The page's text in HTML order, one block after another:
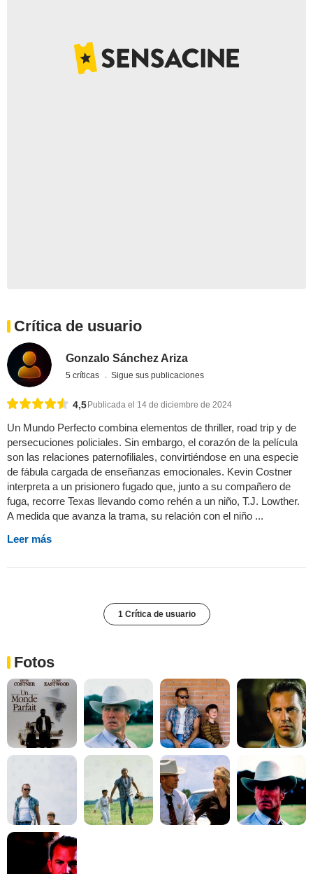
Crítica de usuario
Gonzalo Sánchez Ariza
5 críticas Sigue sus publicaciones
4,5 Publicada el 14 de diciembre de 2024
Un Mundo Perfecto combina elementos de thriller, road trip y de
persecuciones policiales. Sin embargo, el corazón de la película
son las relaciones paternofiliales, convirtiéndose en una especie
de fábula cargada de enseñanzas emocionales. Kevin Costner
interpreta a un prisionero fugado que, junto a su compañero de
fuga, recorre Texas llevando como rehén a un niño, T.J. Lowther.
A medida que avanza la trama, su relación con el niño ...
Leer más
1 Crítica de usuario
Fotos